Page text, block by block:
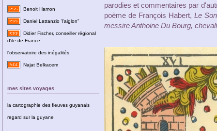
Benoit Hamon
Daniel Lattanzio 'l'aiglon"
Didier Fischer, conseiller régional
d'ile de France
l'observatoire des inégalités
Najat Belkacem
mes sites voyages
la cartographie des fleuves guyanais
regard sur la guyane
parodies et commentaires par
poème de François Habert, Le
messire Anthoine Du Bourg,